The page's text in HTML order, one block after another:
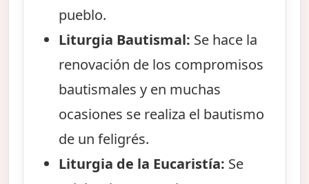
pueblo.
Liturgia Bautismal: Se hace la
renovación de los compromisos
bautismales y en muchas
ocasiones se realiza el bautismo
de un feligrés.
Liturgia de la Eucaristía: Se